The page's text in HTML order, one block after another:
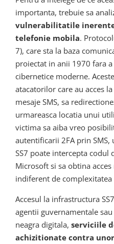
importanta, trebuie sa
vulnerabilitatile
telefonie mobila.
7), care sta la baza
proiectat in anii 1970 fara
cibernetice moderne.
atacatorilor care au acces
mesaje SMS, sa
urmareasca locatia unui
victima sa aiba vreo
autentificarii 2FA prin SMS,
SS7 poate intercepta codul
Microsoft si sa obtina
indiferent de
Accesul la infrastructura
agentii guvernamentale
neagra digitala, serviciile
achizitionate contra